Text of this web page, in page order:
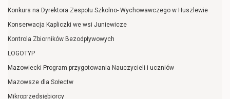
Konkurs na Dyrektora Zespołu Szkolno- Wychowawczego w Huszlewie
Konserwacja Kapliczki we wsi Juniewicze
Kontrola Zbiorników Bezodpływowych
LOGOTYP
Mazowiecki Program przygotowania Nauczycieli i uczniów
Mazowsze dla Sołectw
Mikroprzedsiębiorcy